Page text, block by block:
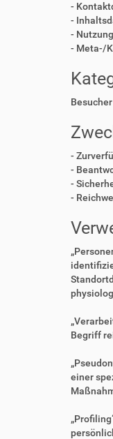
-
-
-
- Meta-/
-
-
-
-
Begriff
einer